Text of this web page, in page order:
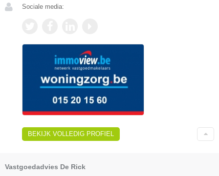
Sociale media:
BEKIJK VOLLEDIG PROFIEL
Vastgoedadvies De Rick